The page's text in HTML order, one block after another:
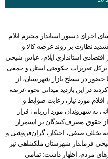
۲۸تیرماه ۱۴۰۵ در راستای اجرای دستور استاندار محترم ایلام
نظارت بر روند عرضه کالا و
اقتصادی استانداری ایلام، عباس شیخی
تعزیرات حکومتی استان و جمعی
حضور در سطح بازار شهرستان، از
در این بازدید میدانی نحوه عرضه
مورد نیاز، رعایت ضوابط و
شهروندان مورد ارزیابی قرار
از حقوق مصرف‌کنندگان بر استمرار
تخلف صنفی، احتکار، گران‌فروشی و
شیخی فرماندار شهرستان ملکشاهی نیز
مردم، اظهار داشت: تمامی